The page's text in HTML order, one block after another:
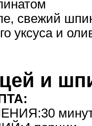
свежий
уксуса и
и